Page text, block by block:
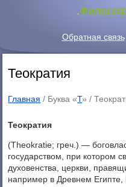
.
Обратная связь
Теократия
Главная / Буква «Т» /
Теократия
(Theokratie; греч.) —
государством, при котором
духовенства, церкви,
например в Древнем Египте,